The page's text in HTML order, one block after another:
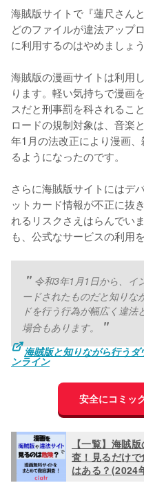
海賊版サイトで『蓮尺さん
どのファイルが違法アップ
に利用するのはやめましょう
海賊版の漫画サイトは利用
ります。軽い気持ちで漫画
スだと刑事罰を科されるこ
ロードの規制対象は、音楽
年1月の法改正により漫画
るようになったのです。
さらに海賊版サイトにはデ
ットカード情報が不正に抜
れるリスクさえはらんでい
も、公式なサービスの利用
令和3年1月1日から、イ
ードされたものだと知りな
ドを行う行為が幅広く違
場合もあります。
海賊版と知りながら行う
ンライン
安全にコミッ
【一覧】海賊
査！見るだけ
はある？(2024